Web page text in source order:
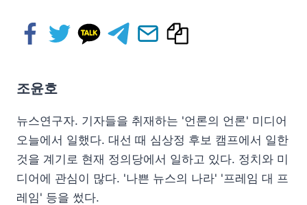
조윤호
뉴스연구자. 기자들을 취재하는 '언론의 언론' 미디어
오늘에서 일했다. 대선 때 심상정 후보 캠프에서 일한
것을 계기로 현재 정의당에서 일하고 있다. 정치와 미
디어에 관심이 많다. '나쁜 뉴스의 나라' '프레임 대 프
레임' 등을 썼다.